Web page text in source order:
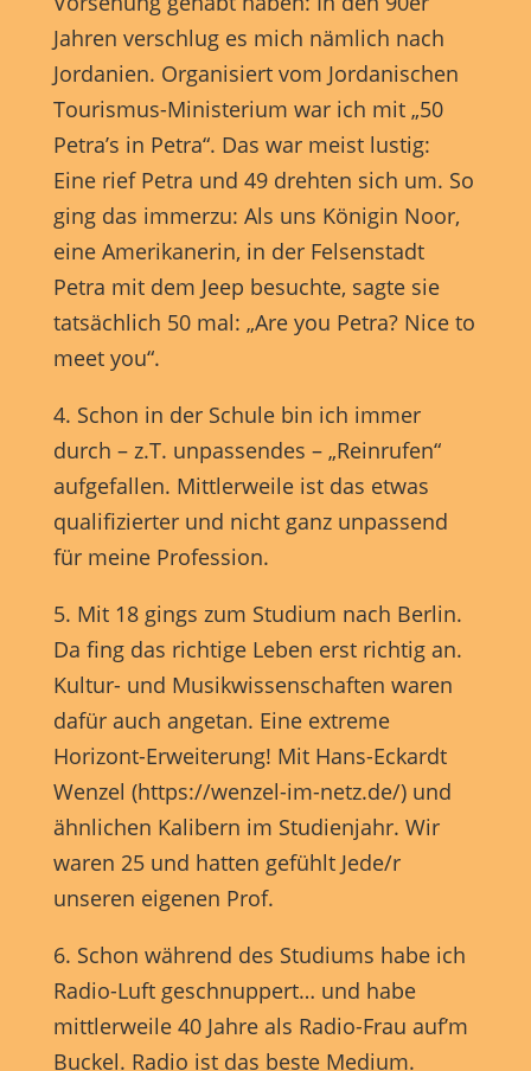
Jahren verschlug es mich nämlich nach
Jordanien. Organisiert vom Jordanischen
Tourismus-Ministerium war ich mit „50
Petra’s in Petra“. Das war meist lustig:
Eine rief Petra und 49 drehten sich um. So
ging das immerzu: Als uns Königin Noor,
eine Amerikanerin, in der Felsenstadt
Petra mit dem Jeep besuchte, sagte sie
tatsächlich 50 mal: „Are you Petra? Nice to
meet you“.
4. Schon in der Schule bin ich immer
durch – z.T. unpassendes – „Reinrufen“
aufgefallen. Mittlerweile ist das etwas
qualifizierter und nicht ganz unpassend
für meine Profession.
5. Mit 18 gings zum Studium nach Berlin.
Da fing das richtige Leben erst richtig an.
Kultur- und Musikwissenschaften waren
dafür auch angetan. Eine extreme
Horizont-Erweiterung! Mit Hans-Eckardt
Wenzel (https://wenzel-im-netz.de/) und
ähnlichen Kalibern im Studienjahr. Wir
waren 25 und hatten gefühlt Jede/r
unseren eigenen Prof.
6. Schon während des Studiums habe ich
Radio-Luft geschnuppert… und habe
mittlerweile 40 Jahre als Radio-Frau auf’m
Buckel. Radio ist das beste Medium.
die Verwendung Ihrer Daten finden Sie in unserer
Datenschutzerklärung.
Hier finden Sie eine Übersicht über alle verwendeten Cookies.
Sie können Ihre Einwilligung zu ganzen Kategorien geben
oder sich weitere Informationen anzeigen lassen und so nur
bestimmte Cookies auswählen.
Alle akzeptieren Speichern
Nur essenzielle Cookies akzeptieren
Zurück
Datenschutzeinstellungen
Essenziell (1)
die einwandfreie Funktion der Website erforderlich.
Cookie-Informationen anzeigen
Marketing (1)
Marketing-Cookies werden von Drittanbietern oder Publishern
verwendet, um personalisierte Werbung anzuzeigen. Sie tun dies, indem
Cookie-Informationen anzeigen
Externe Medien (7)
Inhalte von Videoplattformen und Social-Media-Plattformen werden
standardmäßig blockiert. Wenn Cookies von externen Medien akzeptiert
werden, bedarf der Zugriff auf diese Inhalte keiner manuellen
Cookie-Informationen anzeigen
Datenschutzerklärung